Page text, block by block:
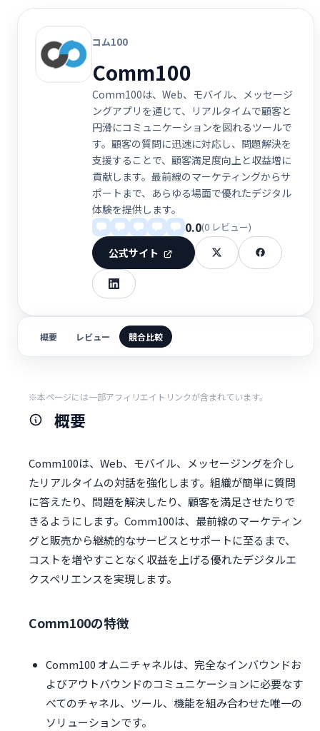
コム100
Comm100
Comm100は、Web、モバイル、メッセージ
ングアプリを通じて、リアルタイムで顧客と
円滑にコミュニケーションを図れるツールで
す。顧客の質問に迅速に対応し、問題解決を
支援することで、顧客満足度向上と収益増に
貢献します。最前線のマーケティングからサ
ポートまで、あらゆる場面で優れたデジタル
体験を提供します。
0.0(0 レビュー)
公式サイト
概要 レビュー 競合比較
※本ページには一部アフィリエイトリンクが含まれています。
概要
Comm100は、Web、モバイル、メッセージングを介し
たリアルタイムの対話を強化します。組織が簡単に質問
に答えたり、問題を解決したり、顧客を満足させたりで
きるようにします。Comm100は、最前線のマーケティン
グと販売から継続的なサービスとサポートに至るまで、
コストを増やすことなく収益を上げる優れたデジタルエ
クスペリエンスを実現します。
Comm100の特徴
Comm100 オムニチャネルは、完全なインバウンドお
よびアウトバウンドのコミュニケーションに必要なす
べてのチャネル、ツール、機能を組み合わせた唯一の
ソリューションです。